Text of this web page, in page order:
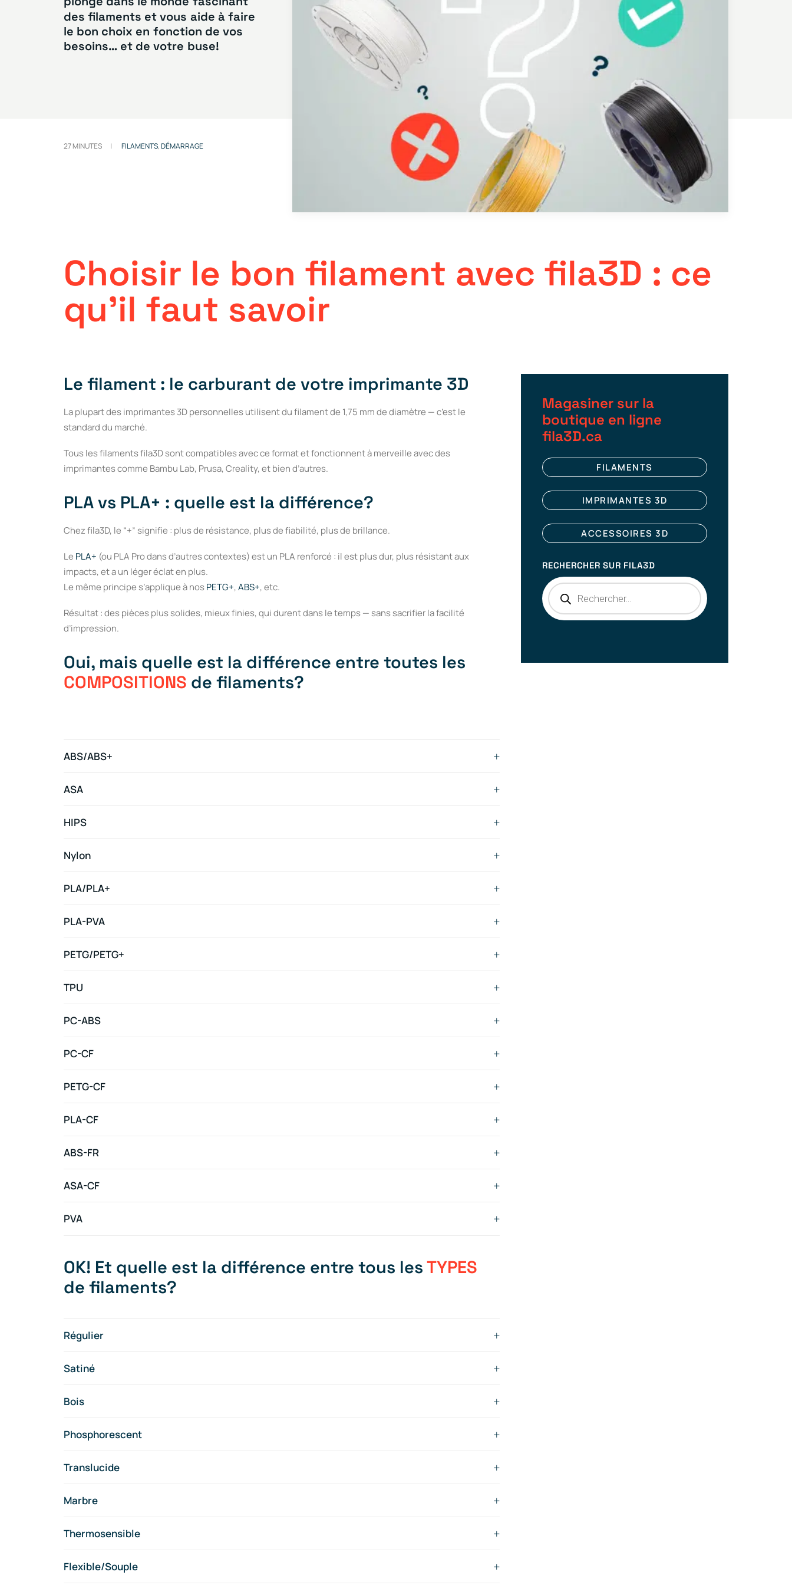
des filaments et vous aide à faire
le bon choix en fonction de vos
besoins… et de votre buse!
27 MINUTES | FILAMENTS,DÉMARRAGE
Choisir le bon filament avec fila3D : ce
qu’il faut savoir
Le filament : le carburant de votre imprimante 3D
La plupart des imprimantes 3D personnelles utilisent du filament de 1,75 mm de diamètre — c’est le
standard du marché.
Tous les filaments fila3D sont compatibles avec ce format et fonctionnent à merveille avec des
imprimantes comme Bambu Lab, Prusa, Creality, et bien d’autres.
PLA vs PLA+ : quelle est la différence?
Chez fila3D, le “+” signifie : plus de résistance, plus de fiabilité, plus de brillance.
Le PLA+ (ou PLA Pro dans d’autres contextes) est un PLA renforcé : il est plus dur, plus résistant aux
impacts, et a un léger éclat en plus.
Le même principe s’applique à nosPETG+,ABS+, etc.
Résultat : des pièces plus solides, mieux finies, qui durent dans le temps — sans sacrifier la facilité
d’impression.
Oui, mais quelle est la différence entre toutes les
COMPOSITIONS de filaments?
ABS/ABS+
ASA
HIPS
Nylon
PLA/PLA+
PLA-PVA
PETG/PETG+
TPU
PC-ABS
PC-CF
PETG-CF
PLA-CF
ABS-FR
ASA-CF
PVA
OK! Et quelle est la différence entre tous lesTYPES
de filaments?
Régulier
Satiné
Bois
Phosphorescent
Translucide
Marbre
Thermosensible
Flexible/Souple
Magasiner sur la
boutique en ligne
fila3D.ca
FILAMENTS
IMPRIMANTES 3D
ACCESSOIRES 3D
RECHERCHER SUR FILA3D
Products
search